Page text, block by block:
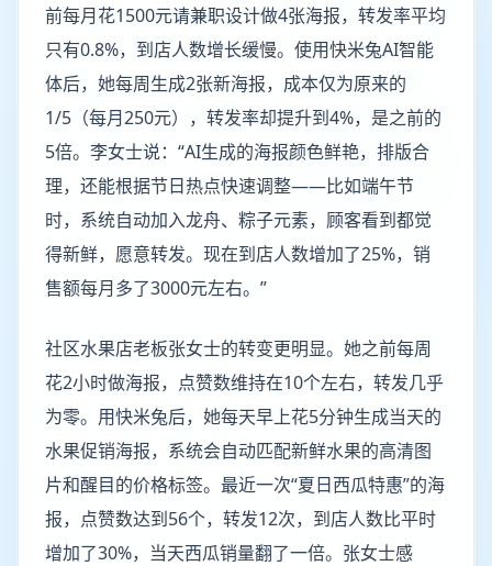
前每月花1500元请兼职设计做4张海报，转发率平均
只有0.8%，到店人数增长缓慢。使用快米兔AI智能
体后，她每周生成2张新海报，成本仅为原来的
1/5（每月250元），转发率却提升到4%，是之前的
5倍。李女士说：“AI生成的海报颜色鲜艳，排版合
理，还能根据节日热点快速调整——比如端午节
时，系统自动加入龙舟、粽子元素，顾客看到都觉
得新鲜，愿意转发。现在到店人数增加了25%，销
售额每月多了3000元左右。”
社区水果店老板张女士的转变更明显。她之前每周
花2小时做海报，点赞数维持在10个左右，转发几乎
为零。用快米兔后，她每天早上花5分钟生成当天的
水果促销海报，系统会自动匹配新鲜水果的高清图
片和醒目的价格标签。最近一次“夏日西瓜特惠”的海
报，点赞数达到56个，转发12次，到店人数比平时
增加了30%，当天西瓜销量翻了一倍。张女士感